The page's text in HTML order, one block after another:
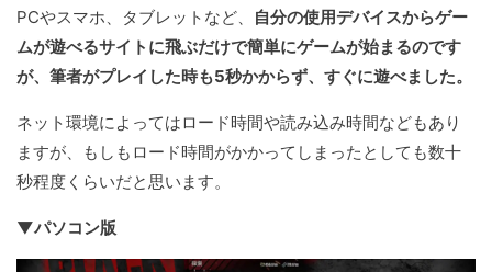
PCやスマホ、タブレットなど、
自分の使用デバイスからゲー
ムが遊べるサイトに飛ぶだけで簡単にゲームが始まるのです
が、筆者がプレイした時も5秒かからず、すぐに遊べました。
ネット環境によってはロード時間や読み込み時間などもあり
ますが、もしもロード時間がかかってしまったとしても数十
秒程度くらいだと思います。
▼パソコン版